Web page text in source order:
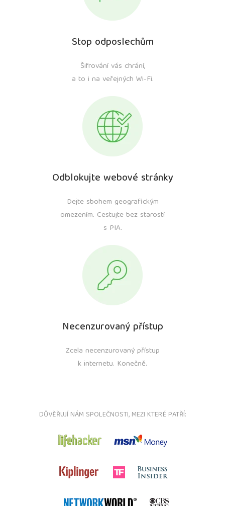
Stop odposlechům
Šifrování vás chrání,
a to i na veřejných Wi-Fi.
Odblokujte webové stránky
Dejte sbohem geografickým
omezením. Cestujte bez starostí
s PIA.
Necenzurovaný přístup
Zcela necenzurovaný přístup
k internetu. Konečně.
DŮVĚŘUJÍ NÁM SPOLEČNOSTI, MEZI KTERÉ PATŘÍ: